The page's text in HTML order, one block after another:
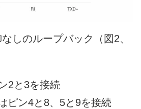
しのループバック（図2、
2と3を接続
ピン4と8、5と9を接続